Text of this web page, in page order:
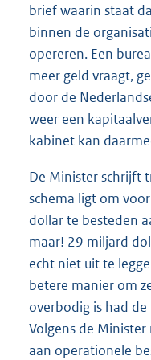
brief waarin staat
binnen de
opereren. Een
meer geld vraagt,
door de
weer een
kabinet kan
De Minister schrijft
schema ligt om
dollar te besteden
maar! 29 miljard
echt niet uit te
betere manier om
overbodig is had
Volgens de
aan operationele